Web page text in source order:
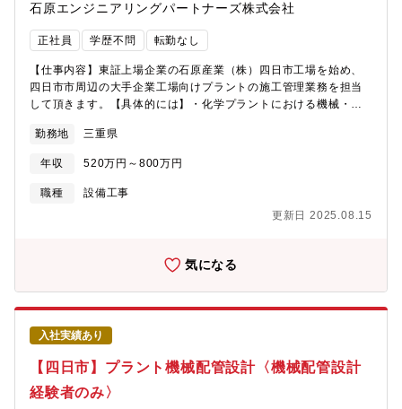
親会社である石原産業株式会社（東証プライム上場）の工場メン
テナンスや新設の安定した売上が約70％となっています。また四
日市（本社）近辺の化学系コンビナートからの民間工事の売上が
のバランスがよく、安定的に事業を拡大してきました。
石原エンジニアリングパートナーズ株式会社
正社員 学歴不問 転勤なし
【仕事内容】東証上場企業の石原産業（株）四日市工場を始め、
四日市市周辺の大手企業工場向けプラントの施工管理業務を担当
して頂きます。【具体的には】・化学プラントにおける機械・管
力会社の方々が働く施工管理（安全・品質・工程管理）が主とな
ります。・営業活動のサポートとして見積作成業務がありま
す。・発注者・協力会社との調整業務があります。・担当は経験
に応じて、相談の上決めていきます。【仕事の特徴】◇業務の約9
います。◇現場とデスクワークの割合は、6：4程度です。◇現地
現場の場合は社内にて業務となります。【働きやすい環境】◇年
間休日124日（土日祝休み）◇直行直帰OKで柔軟な働き方◇車通
勤可（駐車場完備）【充実の資格支援制度】資格受験料の支給、
受験のための講習会費用も負担します。また不定期ですが、部署
での勉強会も開催しており、スキルアップが目指せます。【組織
構成】第1工務部 第1工務グループと第2工務部 第2工務グループ
には、48名（本部長、副本部長、部長、副部長、グループリ ーダ
ー、マネージャー、主任、スタッフ35名）が在籍しています。
【当社の特徴】◇2012年1月に石原化工建設株式会社から分割
勤務地 三重県
年収 520万円～800万円
職種
設備工事
更新日 2025.08.15
気になる
入社実績あり
【四日市】プラント機械配管設計〈機械配管設計
経験者のみ〉